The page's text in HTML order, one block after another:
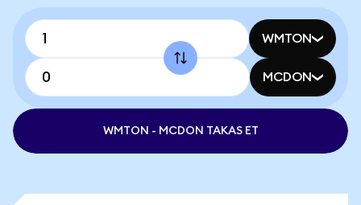
WMTON
MCDON
WMTON - MCDON TAKAS ET